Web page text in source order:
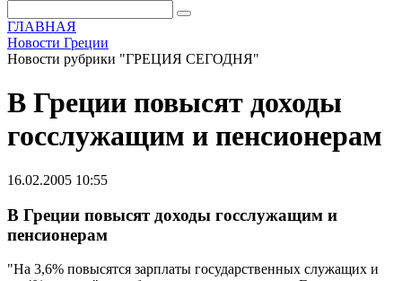
ГЛАВНАЯ
Новости Греции
Новости рубрики "ГРЕЦИЯ СЕГОДНЯ"
В Греции повысят доходы
госслужащим и пенсионерам
16.02.2005 10:55
В Греции повысят доходы госслужащим и
пенсионерам
"На 3,6% повысятся зарплаты государственных служащих и